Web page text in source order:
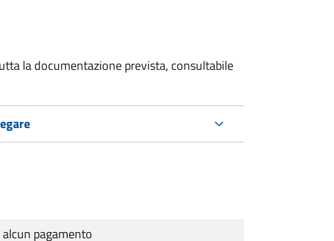
la documentazione prevista, consultabile
pagamento